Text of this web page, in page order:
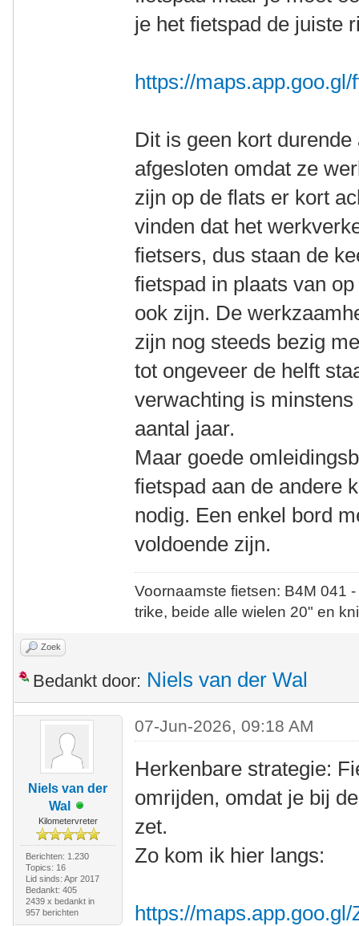
je het fietspad de juiste
https://
Dit is geen kort
afgesloten omdat ze
zijn op de flats er kort
vinden dat het
fietsers, dus staan de
fietspad in plaats van
ook zijn. De
zijn nog steeds bezig
tot ongeveer de helft
verwachting is
aantal jaar.
Maar goede
fietspad aan de andere
nodig. Een enkel bord
voldoende zijn.
Voornaamste fietsen: B4M
trike, beide alle wielen 20" en
Zoek
Bedankt door: Niels van der Wal
Niels van der
Wal
Kilometervreter
Berichten: 1.230
Topics: 16
Lid sinds: Apr 2017
Bedankt: 405
2439 x bedankt in
957 berichten
07-Jun-2026, 09:18 AM
Herkenbare strategie:
omrijden, omdat je bij
zet.
Zo kom ik hier langs:
https://